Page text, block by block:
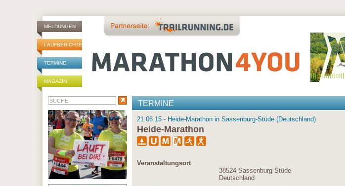
MELDUNGEN
LAUFBERICHTE
TERMINE
MAGAZIN
TERMINE
21.06.15 - Heide-Marathon in Sassenburg-Stüde (Deutschland)
Heide-Marathon
Veranstaltungsort
38524 Sassenburg-Stüde
Deutschland